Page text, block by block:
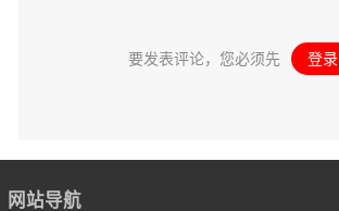
要发表评论，您必须先 登录
网站导航